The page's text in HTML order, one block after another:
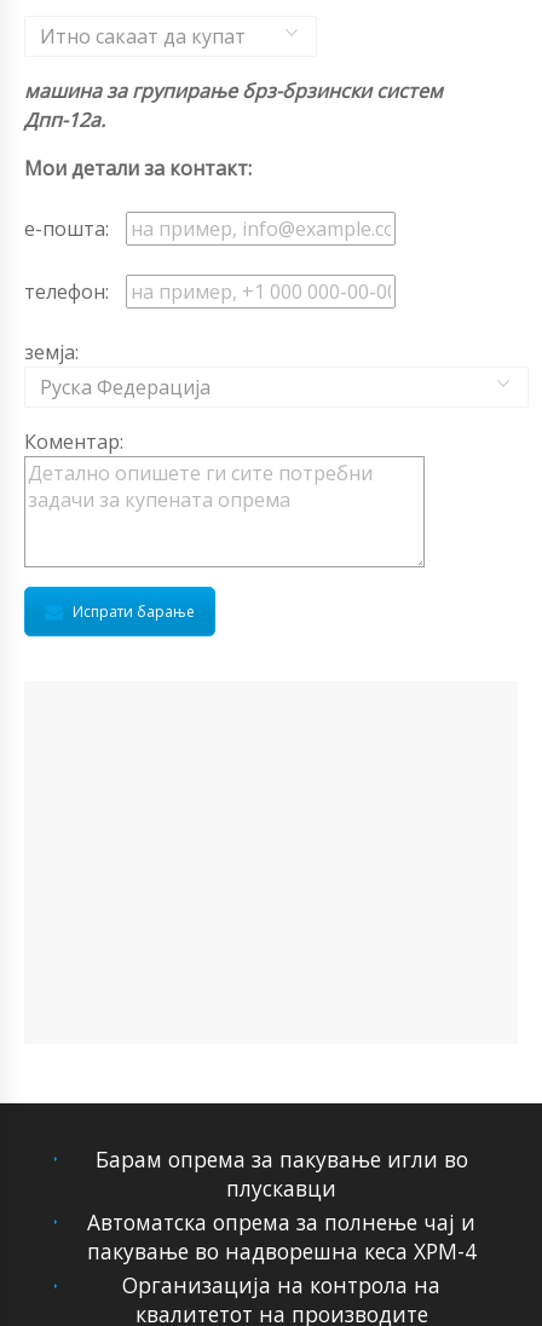
Итно сакаат да купат
машина за групирање брз-брзински систем
Дпп-12а.
Мои детали за контакт:
е-пошта:
телефон:
земја:
Руска Федерација
Коментар:
Испрати барање
Барам опрема за пакување игли во
плускавци
Автоматска опрема за полнење чај и
пакување во надворешна кеса XPM-4
Организација на контрола на
квалитетот на производите